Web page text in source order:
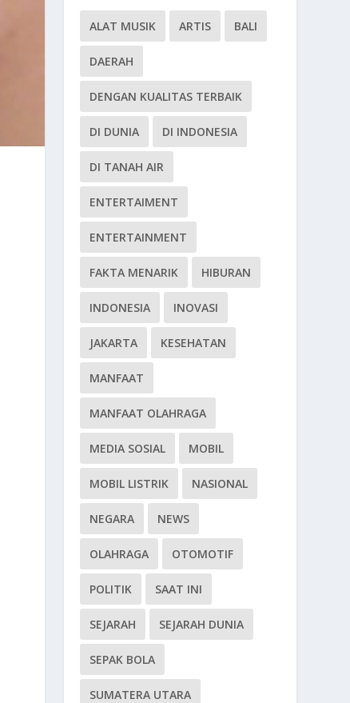
ALAT MUSIK ARTIS BALI
DAERAH
DENGAN KUALITAS TERBAIK
DI DUNIA DI INDONESIA
DI TANAH AIR
ENTERTAIMENT
ENTERTAINMENT
FAKTA MENARIK HIBURAN
INDONESIA INOVASI
JAKARTA KESEHATAN
MANFAAT
MANFAAT OLAHRAGA
MEDIA SOSIAL MOBIL
MOBIL LISTRIK NASIONAL
NEGARA NEWS
OLAHRAGA OTOMOTIF
POLITIK SAAT INI
SEJARAH SEJARAH DUNIA
SEPAK BOLA
SUMATERA UTARA